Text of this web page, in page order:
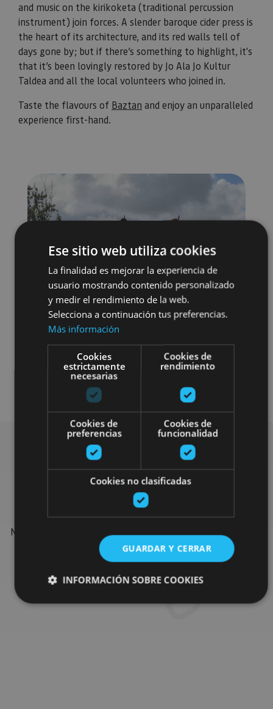
and music on the kirikoketa (traditional percussion
instrument) join forces. A slender baroque cider press is
the heart of its architecture, and its red walls tell of
days gone by; but if there’s something to highlight, it's
that it’s been lovingly restored by Jo Ala Jo Kultur
Taldea and all the local volunteers who joined in.
Taste the flavours of Baztan and enjoy an unparalleled
experience first-hand.
Find more plans
Find more plans and suggestions to round off your trip in
Navarre: organised activities, tours and the most important
events in the calendar.
Go to the plan finder
Ese sitio web utiliza cookies
La finalidad es mejorar la experiencia de
usuario mostrando contenido personalizado
y medir el rendimiento de la web.
Selecciona a continuación tus preferencias.
Más información
Cookies
estrictamente
necesarias
Cookies de
rendimiento
Cookies de
preferencias
Cookies de
funcionalidad
Cookies no clasificadas
GUARDAR Y CERRAR
INFORMACIÓN SOBRE COOKIES